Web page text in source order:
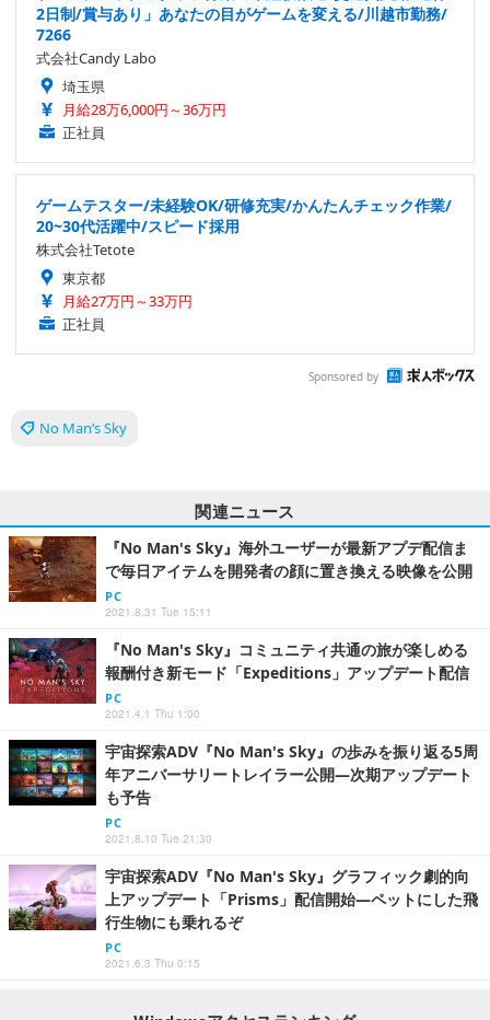
2日制/賞与あり」あなたの目がゲームを変える/川越市勤務/
7266
式会社Candy Labo
埼玉県
月給28万6,000円～36万円
正社員
ゲームテスター/未経験OK/研修充実/かんたんチェック作業/
20~30代活躍中/スピード採用
株式会社Tetote
東京都
月給27万円～33万円
正社員
Sponsored by
No Man’s Sky
関連ニュース
『No Man's Sky』海外ユーザーが最新アプデ配信ま
で毎日アイテムを開発者の顔に置き換える映像を公開
PC
2021.8.31 Tue 15:11
『No Man's Sky』コミュニティ共通の旅が楽しめる
報酬付き新モード「Expeditions」アップデート配信
PC
2021.4.1 Thu 1:00
宇宙探索ADV『No Man's Sky』の歩みを振り返る5周
年アニバーサリートレイラー公開―次期アップデート
も予告
PC
2021.8.10 Tue 21:30
宇宙探索ADV『No Man's Sky』グラフィック劇的向
上アップデート「Prisms」配信開始―ペットにした飛
行生物にも乗れるぞ
PC
2021.6.3 Thu 0:15